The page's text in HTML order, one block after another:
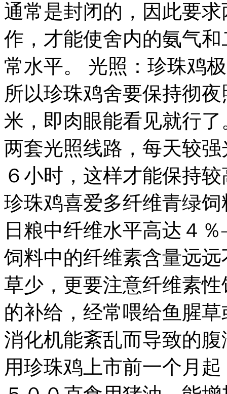
通常是封闭的，因此要
作，才能使舍内的氨气
常水平。 光照：珍珠鸡
所以珍珠鸡舍要保持彻
米，即肉眼能看见就行
两套光照线路，每天较
６小时，这样才能保持
珍珠鸡喜爱多纤维青绿
日粮中纤维水平高达４
饲料中的纤维素含量远
草少，更要注意纤维素
的补给，经常喂给鱼腥
消化机能紊乱而导致的
用珍珠鸡上市前一个月